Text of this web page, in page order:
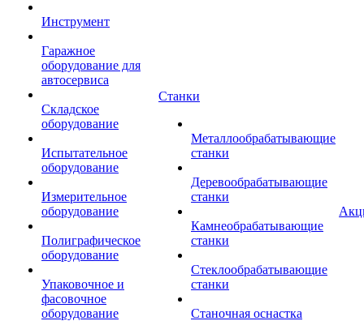
Инструмент
Гаражное
оборудование для
автосервиса
Складское
оборудование
Испытательное
оборудование
Измерительное
оборудование
Полиграфическое
оборудование
Упаковочное и
фасовочное
оборудование
Станки
Металлообрабатывающие
станки
Деревообрабатывающие
станки
Камнеобрабатывающие
станки
Стеклообрабатывающие
станки
Станочная оснастка